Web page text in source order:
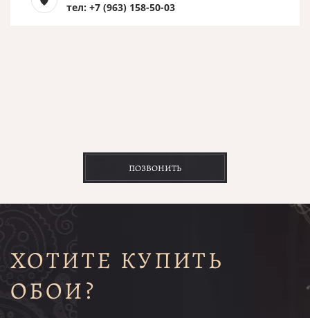
тел: +7 (963) 158-50-03
ПОЗВОНИТЬ
ХОТИТЕ КУПИТЬ
ОБОИ?